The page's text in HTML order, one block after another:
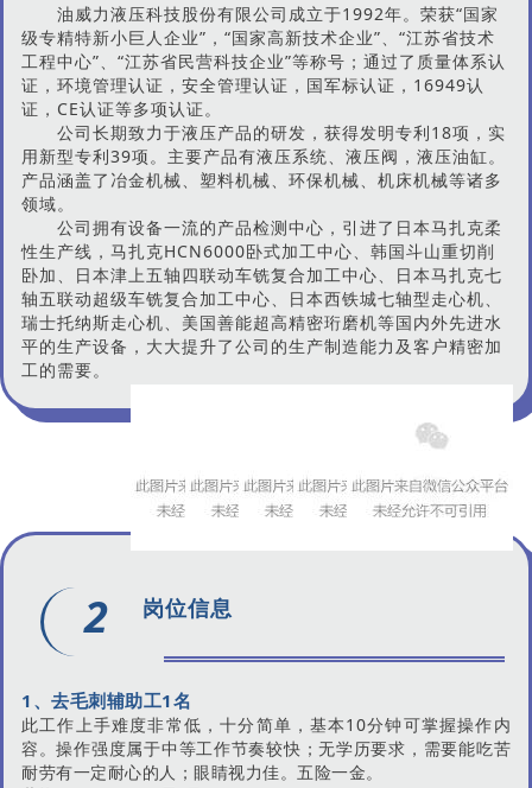
油威力液压科技股份有限公司成立于1992年。荣获“国家
级专精特新小巨人企业”，“国家高新技术企业”、“江苏省技术
工程中心”、“江苏省民营科技企业”等称号；通过了质量体系认
证，环境管理认证，安全管理认证， 国军标认证，16949认
证，CE认证等多项认证。
公司长期致力于液压产品的研发，获得发明专利18项，实
用新型专利39项。主要产品有液压系统、液压阀，液压油缸。
产品涵盖了 冶金机械、塑料机械、环保机械、机床机械等诸多
领域。
公司拥有设备一流的产品检测中心，引进了日本马扎克柔
性生产线，马扎克HCN6000卧式加工中心、韩国斗山重切削
卧加、日本津上五轴四联动车铣复合加工中心、日本马扎克七
轴五联动超级车铣复合加工中心、日本西铁城七轴型走心机、
瑞士托纳斯走心机、美国善能超高精密珩磨机等国内外先进水
平的生产设备，大大提升了公司的生产制造能力及客户精密加
工的需要。
2 岗位信息
1、去毛刺辅助工1名
此工作上手难度非常低，十分简单，基本10分钟可掌握操作内
容。操作强度属于中等工作节奏较快；无学历要求，需要能吃苦
耐劳有一定耐心的人；眼睛视力佳。五险一金。